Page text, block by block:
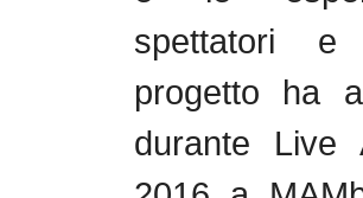
spettatori
progetto ha
durante Live